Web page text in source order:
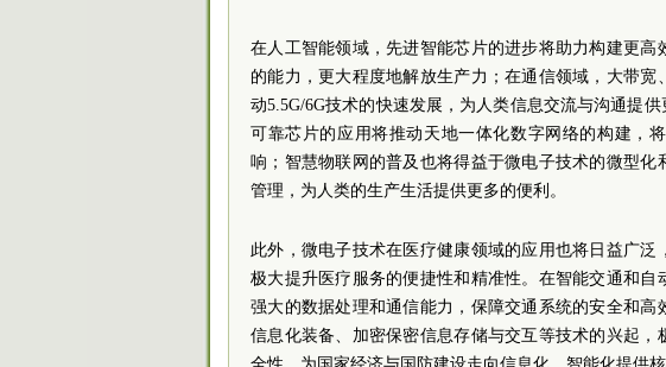
在人工智能领域，先进智能芯片的进步将助力构建更
的能力，更大程度地解放生产力；在通信领域，大带
动5.5G/6G技术的快速发展，为人类信息交流与沟通提
可靠芯片的应用将推动天地一体化数字网络的构建，
响；智慧物联网的普及也将得益于微电子技术的微型
管理，为人类的生产生活提供更多的便利。
此外，微电子技术在医疗健康领域的应用也将日益广
极大提升医疗服务的便捷性和精准性。在智能交通和
强大的数据处理和通信能力，保障交通系统的安全和高
信息化装备、加密保密信息存储与交互等技术的兴起